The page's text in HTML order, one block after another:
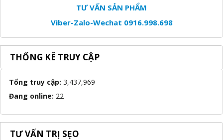
TƯ VẤN SẢN PHẨM
Viber-Zalo-Wechat 0916.998.698
THỐNG KÊ TRUY CẬP
Tổng truy cập: 3,437,969
Đang online: 22
TƯ VẤN TRỊ SẸO